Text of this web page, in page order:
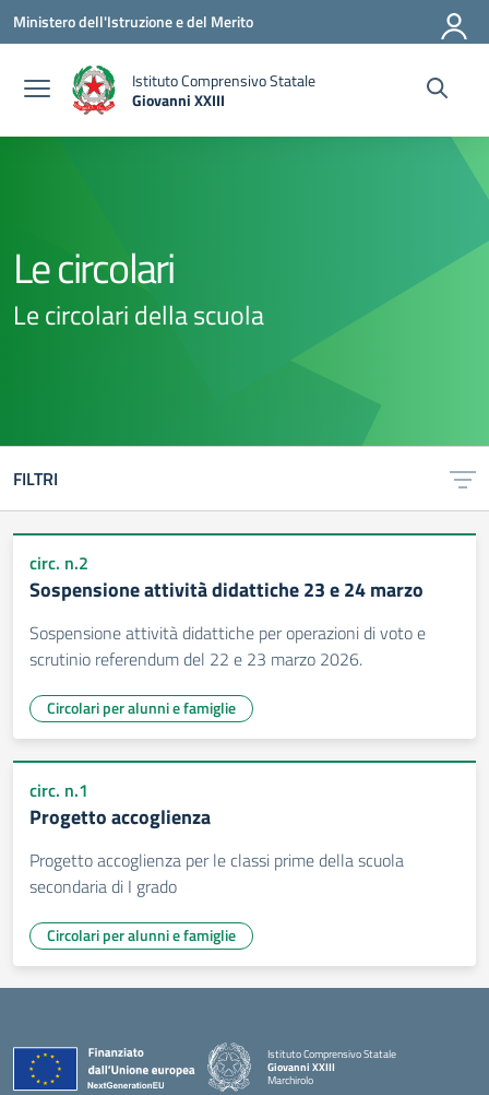
Vai ai contenuti
Vai al menu di navigazione
Vai al footer
Ministero dell'Istruzione e del Merito
Istituto Comprensivo Statale
Giovanni XXIII
Le circolari
Le circolari della scuola
FILTRI
circ. n.2
Sospensione attività didattiche 23 e 24 marzo
Sospensione attività didattiche per operazioni di voto e
scrutinio referendum del 22 e 23 marzo 2026.
Circolari per alunni e famiglie
circ. n.1
Progetto accoglienza
Progetto accoglienza per le classi prime della scuola
secondaria di I grado
Circolari per alunni e famiglie
Istituto Comprensivo Statale
Giovanni XXIII
Marchirolo